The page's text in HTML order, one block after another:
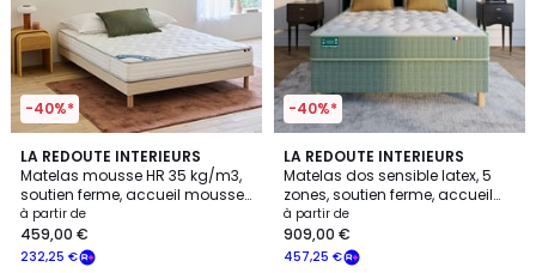
à
la
place
402,25
€.
-40%*
LA REDOUTE INTERIEURS
Matelas mousse HR 35 kg/m3,
soutien ferme, accueil mousse
viscoélastique
à partir de
232,25 €
459,00 €
4,3
/ 5
-40%*
LA REDOUTE INTERIEURS
Matelas dos sensible latex, 5
zones, soutien ferme, accueil
enveloppant
à partir de
457,25 €
909,00 €
4,3
/ 5